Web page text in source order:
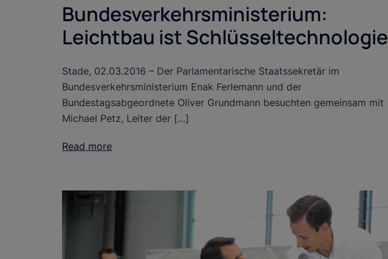
Bundesverkehrsministerium:
Leichtbau ist Schlüsseltechnologie
Stade, 02.03.2016 – Der Parlamentarische Staatssekretär im
Bundesverkehrsministerium Enak Ferlemann und der
Bundestagsabgeordnete Oliver Grundmann besuchten gemeinsam mit
Michael Petz, Leiter der […]
Read more